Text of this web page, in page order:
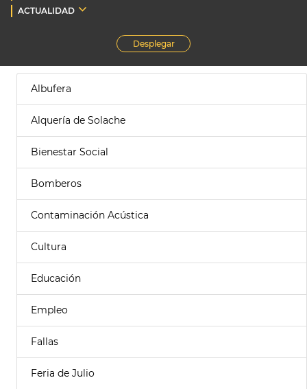
ACTUALIDAD
Desplegar
Albufera
Alquería de Solache
Bienestar Social
Bomberos
Contaminación Acústica
Cultura
Educación
Empleo
Fallas
Feria de Julio